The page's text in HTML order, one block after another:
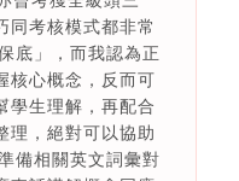
同考核模式都非常
底」，而我認為正
核心概念，反而可
學生理解，再配合
理，絕對可以協助
備相關英文詞彙對